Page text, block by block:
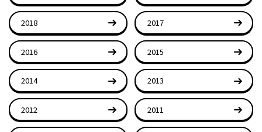
2018 2017
2016 2015
2014 2013
2012 2011